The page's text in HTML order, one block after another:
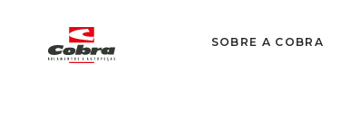
SOBRE A COBRA